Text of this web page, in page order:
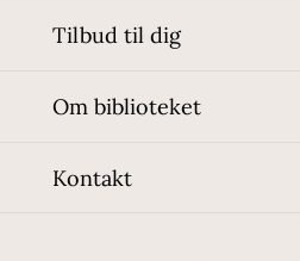
Tilbud til dig
Om biblioteket
Kontakt